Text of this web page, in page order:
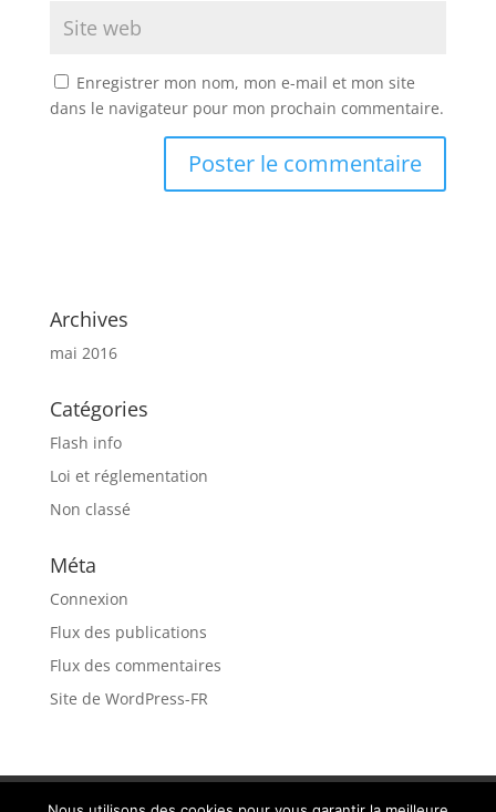
Enregistrer mon nom, mon e-mail et mon site
dans le navigateur pour mon prochain commentaire.
Archives
mai 2016
Catégories
Flash info
Loi et réglementation
Non classé
Méta
Connexion
Flux des publications
Flux des commentaires
Site de WordPress-FR
Recrutement MENTIONS LÉGALES